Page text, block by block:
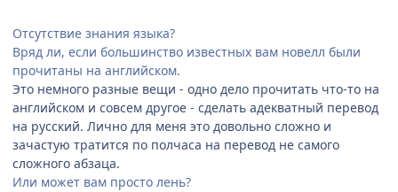
Отсутствие знания языка?
Вряд ли, если большинство известных вам новелл были
прочитаны на английском.
Это немного разные вещи - одно дело прочитать что-то на
английском и совсем другое - сделать адекватный перевод
на русский. Лично для меня это довольно сложно и
зачастую тратится по полчаса на перевод не самого
сложного абзаца.
Или может вам просто лень?